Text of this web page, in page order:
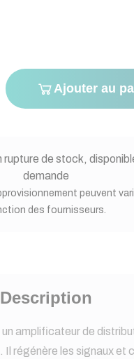
Ajouter au
rupture de stock,
demande
peuvent
des fournisseurs.
Description
amplificateur de
Il régénère les signaux et